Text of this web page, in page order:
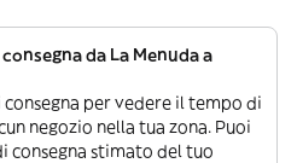
da La Menuda a
per vedere il tempo di
negozio nella tua zona. Puoi
consegna stimato del tuo